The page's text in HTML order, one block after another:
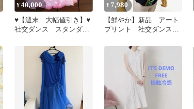
¥40,000
♥【週末 大幅値引き】♥
社交ダンス スタンダー
¥ 7,980
【鮮やか】新品 アート
プリント 社交ダンスカ